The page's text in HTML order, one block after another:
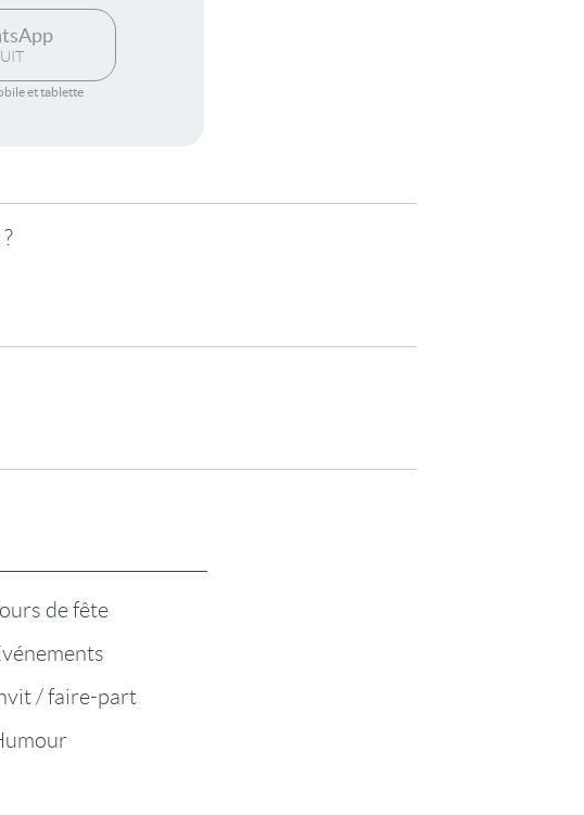
et tablette
de fête
/ faire-part